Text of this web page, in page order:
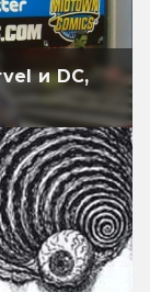
и DC,